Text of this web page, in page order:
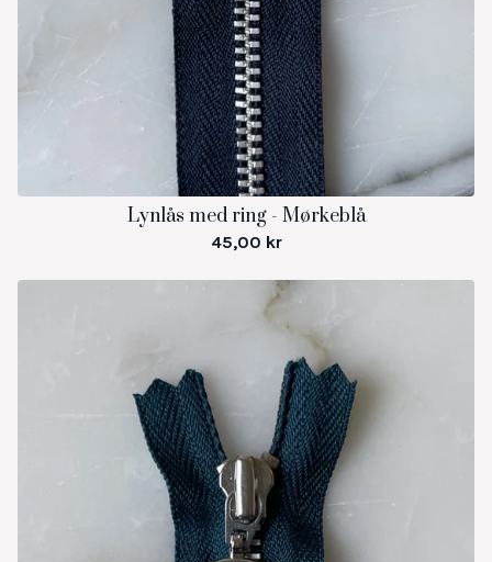
Lynlås med ring - Mørkeblå
45,00 kr